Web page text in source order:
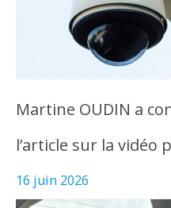
Martine OUDIN a
l’article sur la vidéo
16 juin 2026